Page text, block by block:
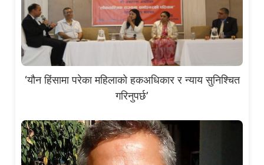
‘यौन हिंसामा परेका महिलाको हकअधिकार र न्याय सुनिश्चित
गरिनुपर्छ’